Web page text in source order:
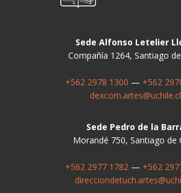
Sede Alfonso Letelier
Compañía 1264, Santiago
+562 2978 1300 — +562
dexcom.artes@uchile.cl
Sede Pedro de la
Morandé 750, Santiago de
+562 2977 1782— +562